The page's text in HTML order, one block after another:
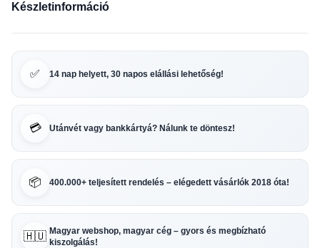
Készletinformáció
✅ 14 nap helyett, 30 napos elállási lehetőség!
💳 Utánvét vagy bankkártyá? Nálunk te döntesz!
📦 400.000+ teljesített rendelés – elégedett vásárlók 2018 óta!
🇭🇺 Magyar webshop, magyar cég – gyors és megbízható
kiszolgálás!